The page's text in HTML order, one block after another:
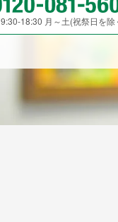
9:30-18:30 月～土(祝祭日を除